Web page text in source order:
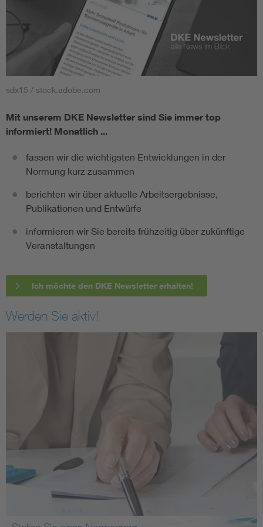
sdx15 / stock.adobe.com
Mit unserem DKE Newsletter sind Sie immer top
informiert! Monatlich ...
fassen wir die wichtigsten Entwicklungen in der
Normung kurz zusammen
berichten wir über aktuelle Arbeitsergebnisse,
Publikationen und Entwürfe
informieren wir Sie bereits frühzeitig über zukünftige
Veranstaltungen
Ich möchte den DKE Newsletter erhalten!
Werden Sie aktiv!